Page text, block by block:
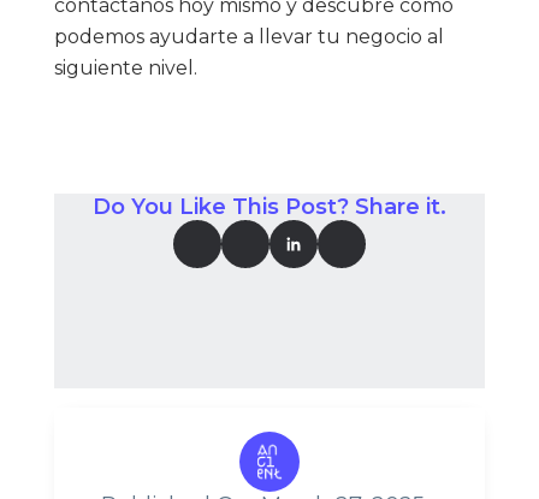
contáctanos hoy mismo y descubre cómo
podemos ayudarte a llevar tu negocio al
siguiente nivel.
Do You Like This Post? Share it.